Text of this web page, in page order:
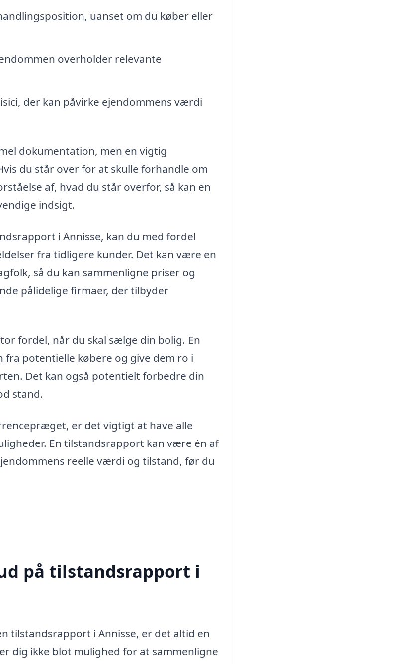
uanset om du køber eller
overholder relevante
der kan påvirke ejendommens værdi
dokumentation, men en vigtig
du står over for at skulle forhandle om
af, hvad du står overfor, så kan en
indsigt.
i Annisse, kan du med fordel
fra tidligere kunder. Det kan være en
så du kan sammenligne priser og
pålidelige firmaer, der tilbyder
fordel, når du skal sælge din bolig. En
potentielle købere og give dem ro i
Det kan også potentielt forbedre din
stand.
er det vigtigt at have alle
En tilstandsrapport kan være én af
reelle værdi og tilstand, før du
på tilstandsrapport i
tilstandsrapport i Annisse, er det altid en
dig ikke blot mulighed for at sammenligne